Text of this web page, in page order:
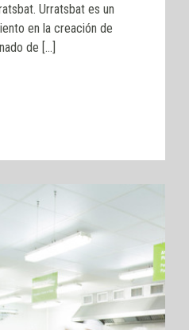
Urratsbat es un
en la creación de
de [...]